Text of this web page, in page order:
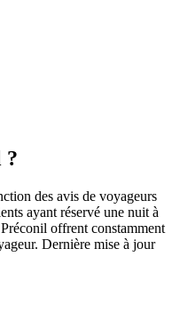
?
des avis de voyageurs
ayant réservé une nuit à
offrent constamment
Dernière mise à jour